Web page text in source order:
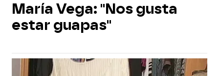
María Vega: "Nos gusta
estar guapas"